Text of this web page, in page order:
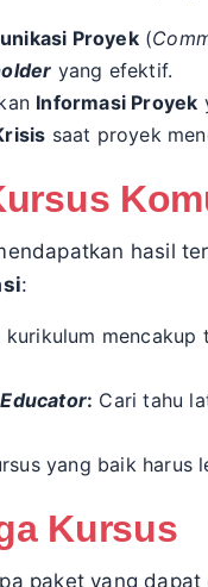
Proyek(
yang efektif.
Informasi Proyek
saat proyek
hasil
:
kurikulum
Educator: Cari tahu
yang baik harus
Kursus
paket yang